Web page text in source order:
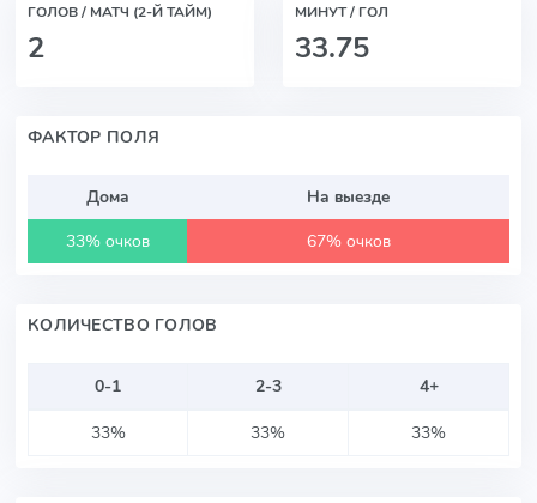
ГОЛОВ / МАТЧ (2-Й ТАЙМ)
2
МИНУТ / ГОЛ
33.75
ФАКТОР ПОЛЯ
Дома
На выезде
33% очков
67% очков
КОЛИЧЕСТВО ГОЛОВ
0-1 2-3
4+
33%
33% 33%